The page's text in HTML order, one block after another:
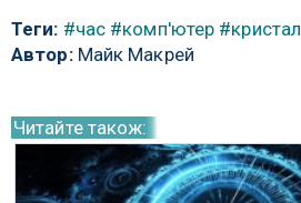
Теги: #час #комп'ютер #кристал
Автор:Майк Макрей
Читайте також: